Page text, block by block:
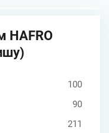
HAFRO
100
90
211